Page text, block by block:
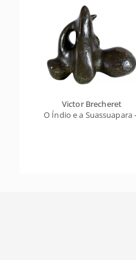
Victor Brecheret
O Índio e a Suassuapara